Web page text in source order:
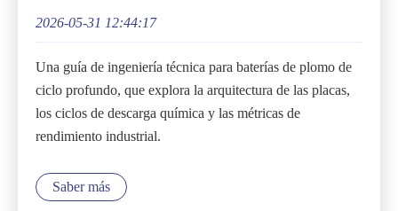
2026-05-31 12:44:17
Una guía de ingeniería técnica para baterías de plomo de
ciclo profundo, que explora la arquitectura de las placas,
los ciclos de descarga química y las métricas de
rendimiento industrial.
Saber más